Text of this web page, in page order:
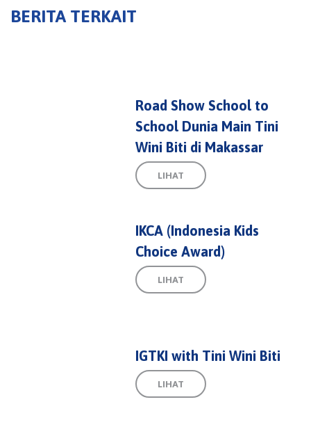
BERITA TERKAIT
Road Show School to
School Dunia Main Tini
Wini Biti di Makassar
LIHAT
IKCA (Indonesia Kids
Choice Award)
LIHAT
IGTKI with Tini Wini Biti
LIHAT